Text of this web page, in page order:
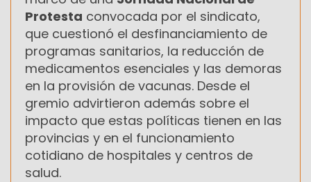
Protesta convocada por el sindicato,
que cuestionó el desfinanciamiento de
programas sanitarios, la reducción de
medicamentos esenciales y las demoras
en la provisión de vacunas. Desde el
gremio advirtieron además sobre el
impacto que estas políticas tienen en las
provincias y en el funcionamiento
cotidiano de hospitales y centros de
salud.